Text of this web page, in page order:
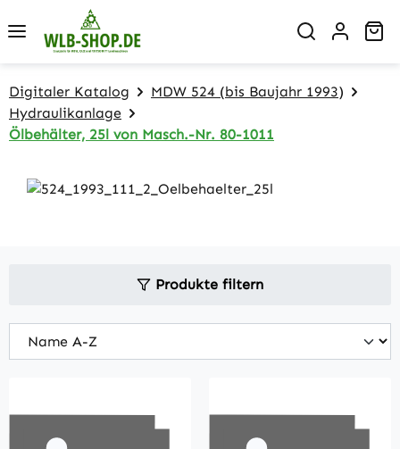
Zum Hauptinhalt springen
Digitaler Katalog
MDW 524 (bis Baujahr 1993)
Hydraulikanlage
Ölbehälter, 25l von Masch.-Nr. 80-1011
Produkte filtern